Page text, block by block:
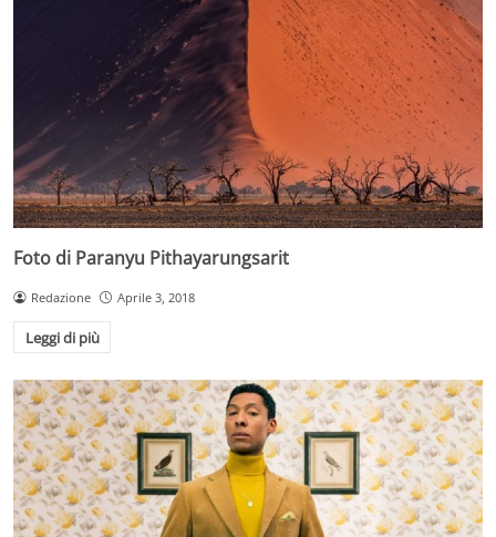
Foto di Paranyu Pithayarungsarit
Redazione Aprile 3, 2018
Leggi di più